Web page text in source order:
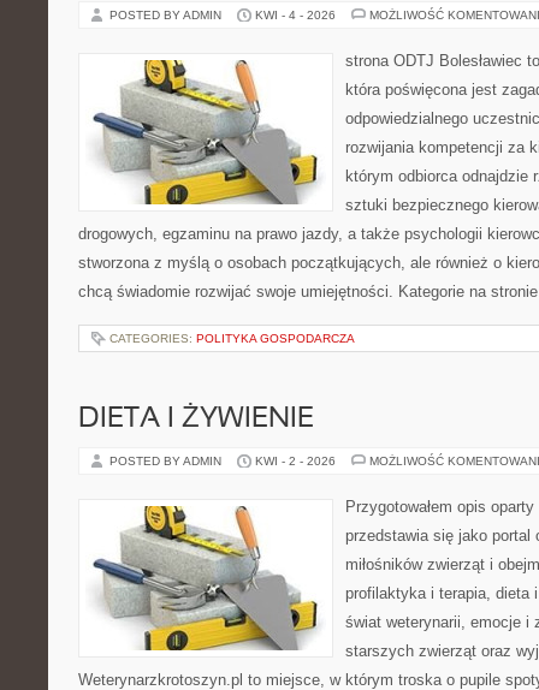
POSTED BY ADMIN KWI - 4 - 2026 MOŻLIWOŚĆ
strona ODTJ Bolesławiec
która poświęcona jest
odpowiedzialnego
rozwijania kompetencji za
którym odbiorca odnajdzie
sztuki bezpiecznego
drogowych, egzaminu na prawo jazdy, a także psychologii
stworzona z myślą o osobach początkujących, ale również o
chcą świadomie rozwijać swoje umiejętności. Kategorie na
CATEGORIES: POLITYKA GOSPODARCZA
DIETA I ŻYWIENIE
POSTED BY ADMIN KWI - 2 - 2026 MOŻLIWOŚĆ
Przygotowałem opis
przedstawia się jako portal
miłośników zwierząt i
profilaktyka i terapia, dieta
świat weterynarii, emocje i
starszych zwierząt oraz
Weterynarzkrotoszyn.pl to miejsce, w którym troska o pupile